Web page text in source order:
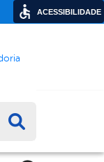
ACESSIBILIDADE